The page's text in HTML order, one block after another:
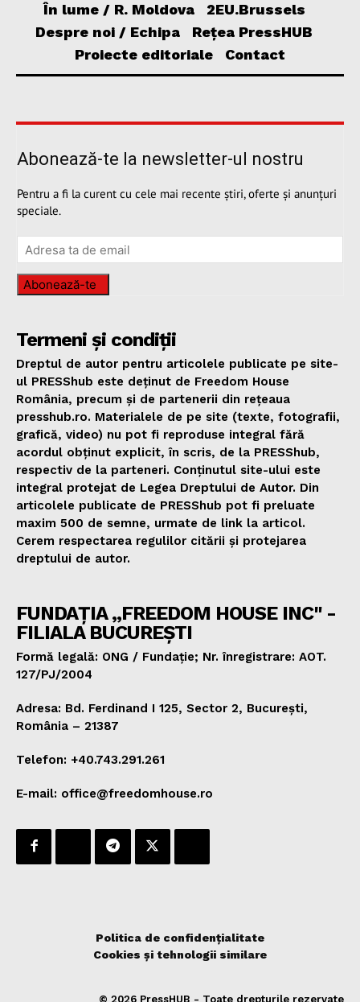
În lume / R. Moldova
2EU.Brussels
Despre noi / Echipa
Rețea PressHUB
Proiecte editoriale
Contact
Abonează-te la newsletter-ul nostru
Pentru a fi la curent cu cele mai recente știri, oferte și anunțuri
speciale.
Abonează-te
Termeni și condiții
Dreptul de autor pentru articolele publicate pe site-
ul PRESShub este deținut de Freedom House
România, precum și de partenerii din rețeaua
presshub.ro. Materialele de pe site (texte, fotografii,
grafică, video) nu pot fi reproduse integral fără
acordul obținut explicit, în scris, de la PRESShub,
respectiv de la parteneri. Conținutul site-ului este
integral protejat de Legea Dreptului de Autor. Din
articolele publicate de PRESShub pot fi preluate
maxim 500 de semne, urmate de link la articol.
Cerem respectarea regulilor citării și protejarea
dreptului de autor.
FUNDAȚIA „FREEDOM HOUSE INC" -
FILIALA BUCUREȘTI
Formă legală: ONG / Fundație; Nr. înregistrare: AOT.
127/PJ/2004
Adresa: Bd. Ferdinand I 125, Sector 2, București,
România – 21387
Telefon: +40.743.291.261
E-mail: office@freedomhouse.ro
Politica de confidențialitate
Cookies și tehnologii similare
© 2026 PressHUB - Toate drepturile rezervate